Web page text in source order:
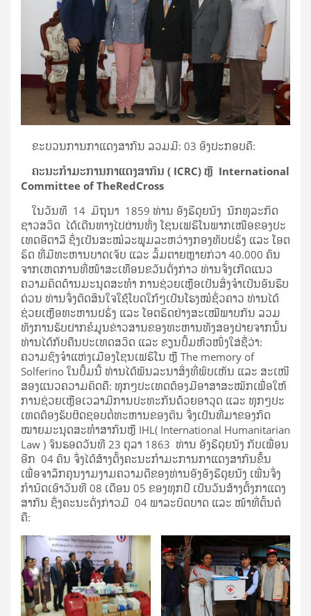
ຂະ​ບວນ​ການ​ກາ​ແດງ​ສາ​ກົນ ລວມມີ: 03 ອົງ​ປະ​ກອບ​ຄື:
ຄະ​ນະ​ກຳ​ມະ​ການ​ກາ​ແດງ​ສາ​ກົນ ( ICRC) ຫຼື International
Committee of TheRedCross
ໃນ​ວັນ​ທີ 14 ມິ​ຖຸ​ນາ 1859​ ​ທ່ານ​ ອັງ​ຣີ​ດຸຍ​ນັງ ນັກ​ທຸ​ລະ​ກິດ​
ຊາວສວິດ ​ ໄດ້​ເດີນ​ທາງ​ໄປ​​ຜ່ານທົ່ງ ໂຊນ​ເຟ​ຣີ​ໂນພາກ​ເໜືອ​ຂອ​ງ​ປະ​
ເທດ​ອີ​ຕາ​ລີ​ ຊຶ່ງ​ເປັນ​ສະ​ໝໍ​ລະ​ພູມ​ລະ​ຫວ່າງກອງ​ທັບ​ຝ​ຣັ່ງ ແລະ ໂອ​ຕ​
ຣິດ​ ທີ່​ມີ​ທະ​ຫານ​ບາດ​ເຈັບ ​ແລະ ​ລົ້ມ​ຕາຍຫຼາຍ​ກ່​ວາ 40.000 ຄົນ​
ຈາກ​ເຫດ​ການ​ທີ່​ໜ້າ​ສະ​ເທືອນ​ຂວັນ​ດັ່ງ​ກ່າວ ​​ທ່ານ​ຈຶ່ງ​ເກີດ​ແນວ​
ຄວາມ​ຄິດ​ດ້ານ​ມະ​ນຸດ​ສະ​ທຳ ການ​ຊ່ວຍ​ເຫຼືອ​ເປັນ​ສິ່ງ​ຈຳ​ເປັນ​ອັນ​ຮີບ​
ດ່ວນ ທ່ານ​ຈຶ່ງ​ຕັດ​ສິນ​ໃຈ​ໃຊ້​ໂບດ​ໃກ້ໆ​ເປັນ​ໂຮງ​ໝໍ​ຊົ່ວ​ຄາວ ທ່ານ​ໄດ້​
ຊ່ວຍ​ເຫຼືອ​ທະ​ຫານ​ຝ​ຣັ່ງ ແລະ​ ໂອ​ຕ​ຣິດ​ຢ່າງ​ສະ​ເໝີ​ພາບ​ກັນ ລວມ​
ທັງ​ການ​ຮັບ​ຝາກ​ຂໍ​ມູນ​ຂ່າວ​ສານ​ຂອງ​ທະ​ຫານ​ທັງ​ສອງ​ຝ່າຍຈາກນັ້ນ ​
ທ່ານ​ໄດ້​ກັບ​ຄືນ​ປະ​ເທດ​ສວິດ ແລະ ຂຽນ​ປຶ້ມ​ຫົວ​ໜຶ່ງ​ໃສ່​ຊື່​ວ່າ:
ຄວາມ​ຊົງ​ຈຳ​ແຫ່ງ​ເມືອງ​ໂຊນ​ເຟ​ຣີ​ໂນ ຫຼື The memory of
Solferino ໃນ​ປຶ້ມນີ້ ທ່ານ​ໄດ້​ພັນ​ລະ​ນາ​ສິ່ງ​ທີ່​ພົບ​ເຫັນ ແລະ ສະ​ເໜີ
ສອງ​ແນວ​ຄວາມ​ຄິດ​ຄື: ທຸກໆ​ປະ​ເທດ​ຕ້ອງ​ມີອາ​ສາ​ສະ​ໝັກ​ເພື່ອ​ໃຫ້​
ການ​ຊ່ວຍ​ເຫຼືອ​ເວ​ລາ​ມີ​ການ​ປະ​ທະ​ກັນ​ດ້ວຍ​ອາ​ວຸດ ແລະ ທຸກໆ​ປະ​
ເທດ​ຕ້ອງ​ຮັບ​ຜິດ​ຊອບ​ຕໍ່​ທະ​ຫານ​ຂອງ​ຕົນ ​ຈຶ່ງ​ເປັນ​ທີ່​ມາ​ຂອງກົດ​
ໝາຍ​ມະ​ນຸດ​ສະ​ທຳ​ສາ​ກົນຫຼື IHL( International Humanitarian
Law ) ຈົນ​ຮອດວັນ​ທີ 23 ຕຸ​ລາ 1863 ທ່ານ​ ອັງ​ຣີ​ດຸຍ​ນັງ ​ກັບ​ເພື່ອນ​
ອີກ 04 ຄົນ ຈຶ່ງ​ໄດ້ສ້າງ​ຕັ້ງຄະ​ນະ​ກຳ​ມະ​ການກາ​ແດງ​ສາ​ກົນ​ຂຶ້ນ
ເພື່ອ​ຈາ​ລຶກ​ຄຸນ​ງາມ​ງາມ​ຄວາມ​ດີ​ຂອງ​ທ່ານ​ອັງ​ອັງ​ຣີ​ດຸຍນັງ ເພີ່ນ​ຈຶ່ງ​
ກຳ​ນົດ​ເອົາ​ວັນ​ທີ 08 ເດືອນ 05 ຂອງ​ທຸກ​ປີ ເປັນ​ວັນ​ສ້າງ​ຕັ້ງ​ກາ​ແດງ​
ສາ​ກົນ ຊຶ່ງ​ຄະ​ນະ​ດັ່ງ​ກ່າວມີ 04 ພາ​ລະ​ບົດ​ບາດ ແລະ ​ໜ້າ​ທີ່​ຕົ້ນ​ຕໍ​
ຄື: